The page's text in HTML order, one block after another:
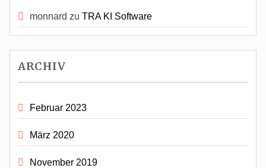
monnard zu TRA KI Software
ARCHIV
Februar 2023
März 2020
November 2019